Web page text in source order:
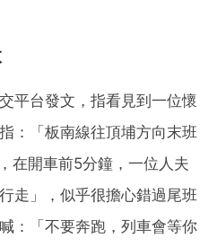
平台發文，指看見到一位懷
：「板南線往頂埔方向末班
在開車前5分鐘，一位人夫
走」，似乎很擔心錯過尾班
：「不要奔跑，列車會等你